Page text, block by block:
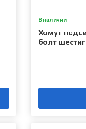
В наличии
Хомут
болт